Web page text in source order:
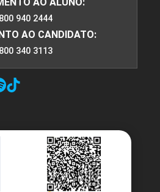
AO ALUNO:
940 2444
AO CANDIDATO:
340 3113